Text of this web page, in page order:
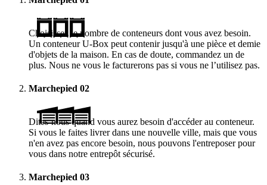
Choisissez le nombre de conteneurs dont vous avez besoin.
Un conteneurU-Box peut contenir jusqu'à une pièce et demie
d'objets de la maison. En cas de doute, commandez un de
plus. Nous ne vous le facturerons pas si vous ne l’utilisez pas.
Marchepied 02
Dites-nous quand vous aurez besoin d'accéder au conteneur.
Si vous le faites livrer dans une nouvelle ville, mais que vous
n'en avez pas encore besoin, nous pouvons l'entreposer pour
vous dans notre entrepôt sécurisé.
Marchepied 03